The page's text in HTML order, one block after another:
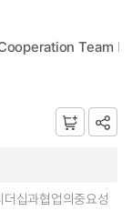
Cooperation Team
십과협업의중요성